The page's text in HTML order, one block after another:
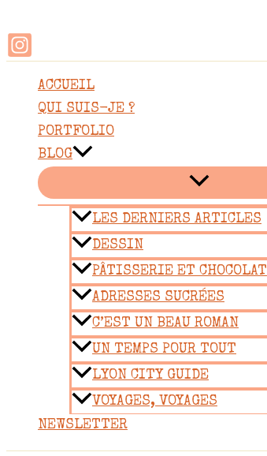
au
contenu
ACCUEIL
QUI SUIS-JE ?
PORTFOLIO
BLOG
LES DERNIERS ARTICLES
DESSIN
PÂTISSERIE ET CHOCOLAT
ADRESSES SUCRÉES
C’EST UN BEAU ROMAN
UN TEMPS POUR TOUT
LYON CITY GUIDE
VOYAGES, VOYAGES
NEWSLETTER